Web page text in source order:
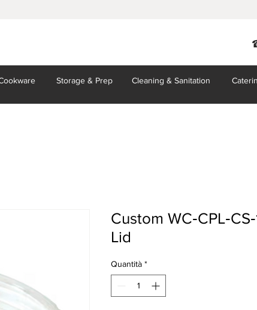
Storage & Prep Cleaning & Sanitation
Custom
Lid
Quantità *